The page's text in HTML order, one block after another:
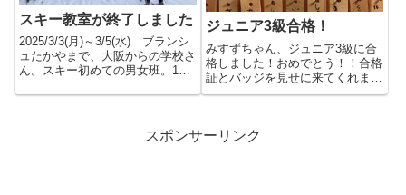
スキー教室が終了しました
2025/3/3(月)～3/5(水) ブランシ
ュたかやまで、大阪からの学校さ
ん。スキー初めての男女班。1日
ジュニア3級合格！
みすずちゃん、ジュニア3級に合
格しました！おめでとう！！合格
証とバッジを見せに来てくれまし
た。次はジュニア2級というこ
スポンサーリンク